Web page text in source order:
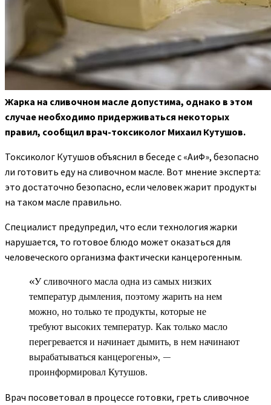
Жарка на сливочном масле допустима, однако в этом
случае необходимо придерживаться некоторых
правил, сообщил врач-токсиколог Михаил Кутушов.
Токсиколог Кутушов объяснил в беседе с «АиФ», безопасно
ли готовить еду на сливочном масле. Вот мнение эксперта:
это достаточно безопасно, если человек жарит продукты
на таком масле правильно.
Специалист предупредил, что если технология жарки
нарушается, то готовое блюдо может оказаться для
человеческого организма фактически канцерогенным.
«У сливочного масла одна из самых низких
температур дымления, поэтому жарить на нем
можно, но только те продукты, которые не
требуют высоких температур. Как только масло
перегревается и начинает дымить, в нем начинают
вырабатываться канцерогены», —
проинформировал Кутушов.
Врач посоветовал в процессе готовки, греть сливочное